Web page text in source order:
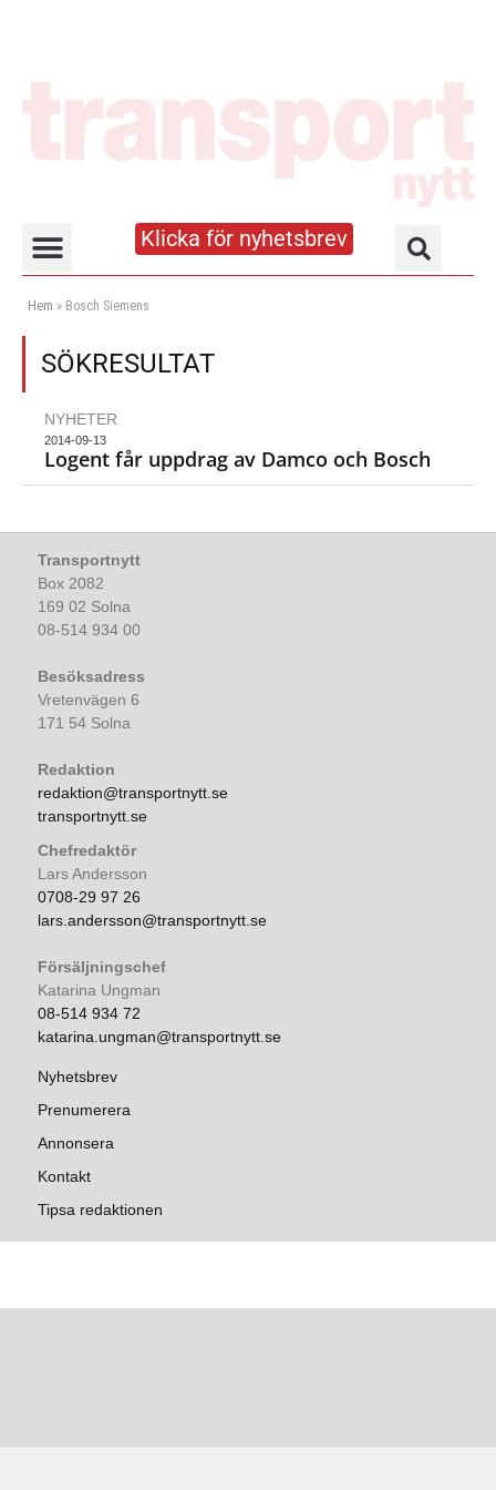
Klicka för nyhetsbrev
Hem » Bosch Siemens
SÖKRESULTAT
NYHETER
2014-09-13
Logent får uppdrag av Damco och Bosch
Transportnytt
Box 2082
169 02 Solna
08-514 934 00
Besöksadress
Vretenvägen 6
171 54 Solna
Redaktion
redaktion@transportnytt.se
transportnytt.se
Chefredaktör
Lars Andersson
0708-29 97 26
lars.andersson@transportnytt.se
Försäljningschef
Katarina Ungman
08-514 934 72
katarina.ungman@transportnytt.se
Nyhetsbrev
Prenumerera
Annonsera
Kontakt
Tipsa redaktionen